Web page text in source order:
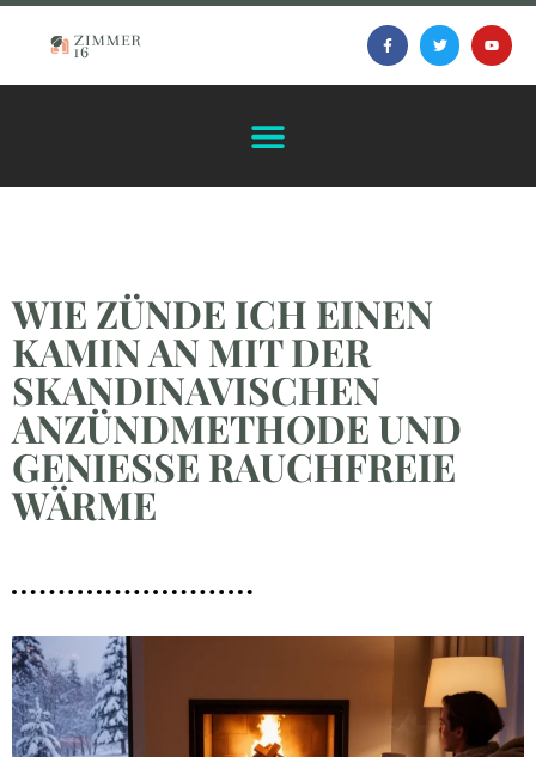
WIE ZÜNDE ICH EINEN
KAMIN AN MIT DER
SKANDINAVISCHEN
ANZÜNDMETHODE UND
GENIESSE RAUCHFREIE W
ÄRME